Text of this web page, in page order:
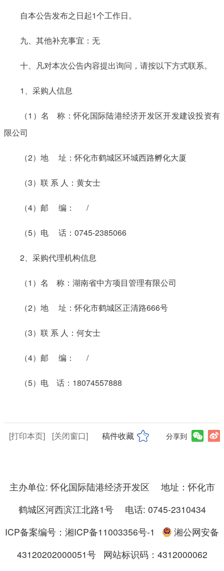
自本公告发布之日起1个工作日。
九、其他补充事宜：无
十、凡对本次公告内容提出询问，请按以下方式联系。
1、采购人信息
（1）名 称：怀化国际陆港经济开发区开发建设投资有
限公司
（2）地 址：怀化市鹤城区环城西路孵化大厦
（3）联 系 人：黄女士
（4）邮 编： /
（5）电 话：0745-2385066
2、采购代理机构信息
（1）名 称：湖南省中方项目管理有限公司
（2）地 址：怀化市鹤城区正清路666号
（3）联 系 人：何女士
（4）邮 编： /
（5）电 话：18074557888
[打印本页] [关闭窗口] 稿件收藏 分享到
主办单位: 怀化国际陆港经济开发区 地址：怀化市
鹤城区河西滨江北路1号 电话: 0745-2310434
ICP备案编号：湘ICP备11003356号-1
湘公网安备
43120202000051号
网站标识码：4312000062